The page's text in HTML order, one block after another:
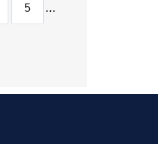
5 ...